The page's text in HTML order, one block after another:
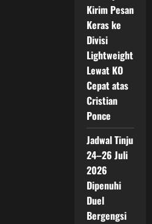
Kirim Pesan
Keras ke
Divisi
Lightweight
Lewat KO
Cepat atas
Cristian
Ponce
Jadwal Tinju
24–26 Juli
2026
Dipenuhi
Duel
Bergengsi